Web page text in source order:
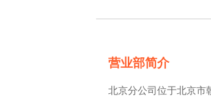
营业部简介
北京分公司位于北京市